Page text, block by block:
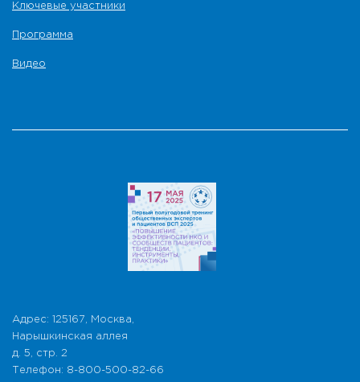
Ключевые участники
Программа
Видео
Адрес: 125167, Москва,
Нарышкинская аллея
д. 5, стр. 2
Телефон: 8-800-500-82-66